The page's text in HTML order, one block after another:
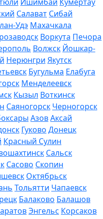
Салават Сибай
Удэ Махачкала
Воркута Печора
Волжск Йошкар-
Нерюнгри Якутск
Бугульма Елабуга
Менделеевск
Кызыл Воткинск
Саяногорск Черногорск
АзовАксай
Гуково Донецк
Красный Сулин
Сальск
Сасово Скопин
Октябрьск
Тольятти Чапаевск
Балаково Балашов
Энгельс Корсаков